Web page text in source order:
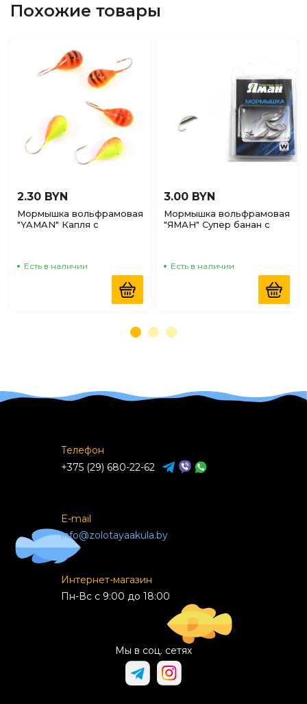
Похожие товары
2.30 BYN
Мормышка вольфрамовая
"YAMAN" Капля с
Есть в наличии
3.00 BYN
Мормышка вольфрамовая
"ЯМАН" Супер банан с
Есть в наличии
Телефон
+375 (29) 680-22-62
E-mail
info@zolotayaakula.by
Интернет-магазин
Пн-Вс с 9:00 до 18:00
Мы в соц. сетях